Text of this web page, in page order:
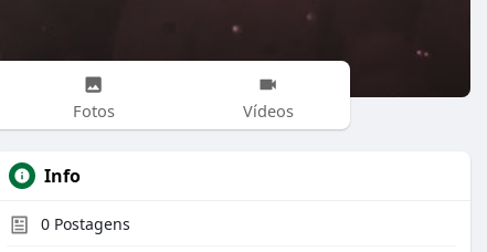
Fotos Vídeos
Info
0 Postagens